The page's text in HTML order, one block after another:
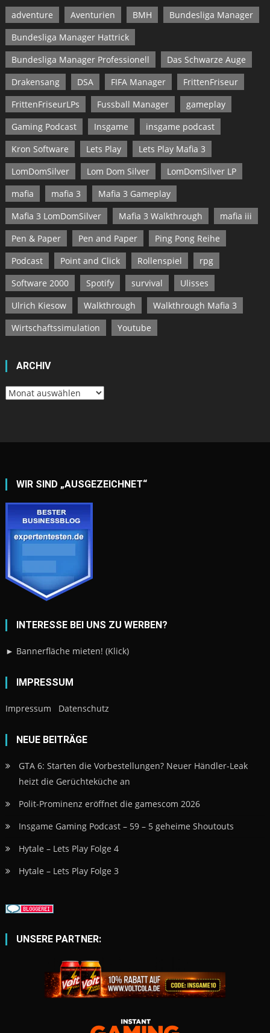
adventure Aventurien BMH
Bundesliga Manager
Bundesliga Manager Hattrick
Bundesliga Manager Professionell
Das Schwarze Auge
Drakensang
DSA FIFA Manager
FrittenFriseur
FrittenFriseurLPs
Fussball Manager
gameplay
Gaming Podcast
Insgame
insgame podcast
Kron Software
Lets Play
Lets Play Mafia 3
LomDomSilver
Lom Dom Silver
LomDomSilver LP
mafia
mafia 3
Mafia 3 Gameplay
Mafia 3 LomDomSilver
Mafia 3 Walkthrough
mafia iii
Pen & Paper
Pen and Paper
Ping Pong Reihe
Podcast
Point and Click Rollenspiel
rpg
Software 2000
Spotify survival
Ulisses
Ulrich Kiesow
Walkthrough
Walkthrough Mafia 3
Wirtschaftssimulation
Youtube
ARCHIV
Archiv
WIR SIND „AUSGEZEICHNET“
INTERESSE BEI UNS ZU WERBEN?
► Bannerfläche mieten! (Klick)
IMPRESSUM
Impressum Datenschutz
NEUE BEITRÄGE
GTA 6: Starten die Vorbestellungen? Neuer Händler-Leak
heizt die Gerüchteküche an
Polit-Prominenz eröffnet die gamescom 2026
Insgame Gaming Podcast – 59 – 5 geheime Shoutouts
Hytale – Lets Play Folge 4
Hytale – Lets Play Folge 3
UNSERE PARTNER: